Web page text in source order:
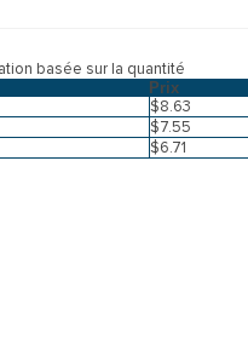
basée sur la quantité
Prix
$8.63
$7.55
$6.71